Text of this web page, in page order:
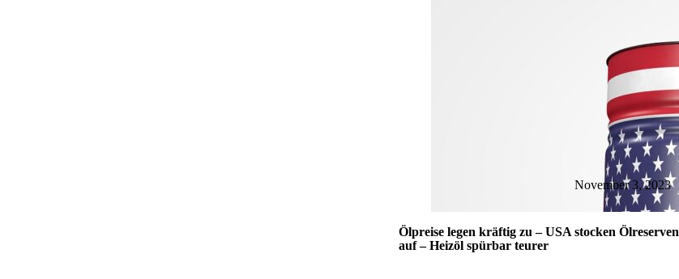
Ölpreise legen kräftig zu – USA stocken Ölreserven
auf – Heizöl spürbar teurer
November 3, 2023